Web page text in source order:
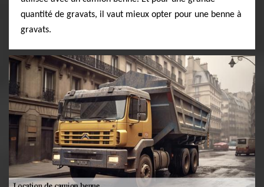
quantité de gravats, il vaut mieux opter pour une benne à
gravats.